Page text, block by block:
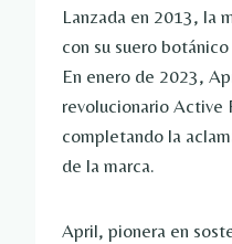
Lanzada en 2013, la
con su suero
En enero de 2023,
revolucionario Active
completando la
de la marca.
April, pionera en